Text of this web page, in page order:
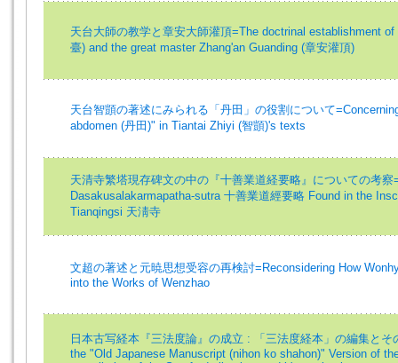
天台大師の教学と章安大師灌頂=The doctrinal establishment
臺) and the great master Zhang'an Guanding (章安灌頂)
天台智顗の著述にみられる「丹田」の役割について
abdomen (丹田)" in Tiantai Zhiyi (智顗)'s texts
天清寺繁塔現存碑文の中の『十善業道経要略』についての考
Dasakusalakarmapatha-sutra 十善業道經要略 Found in the
Tianqingsi 天淸寺
文超の著述と元暁思想受容の再検討=Reconsidering How
into the Works of Wenzhao
日本古写経本『三法度論』の成立 : 「三法度経本」の編集と
the "Old Japanese Manuscript (nihon ko shahon)" Version of